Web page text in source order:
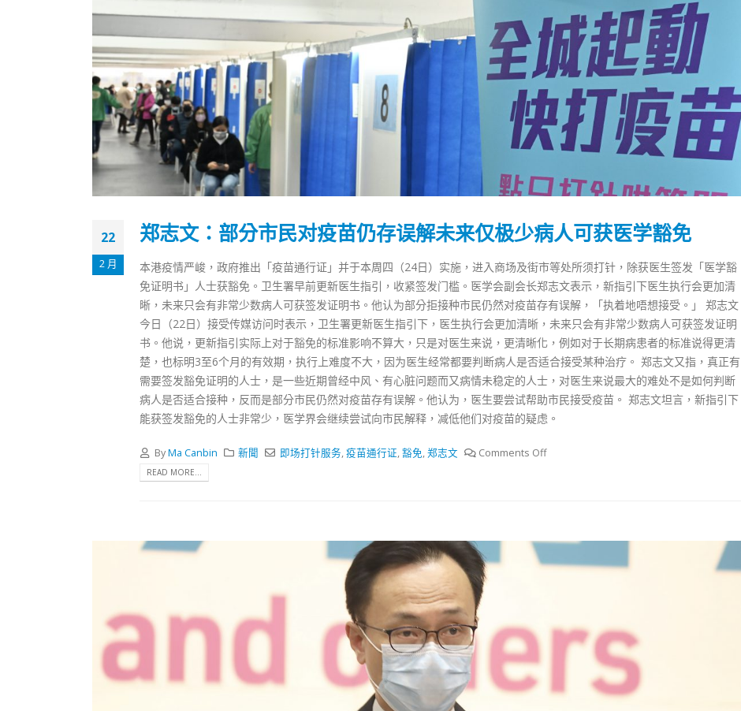
22
2 月
郑志文：部分市民对疫苗仍存误解未来仅极少病人可获医学豁免
本港疫情严峻，政府推出「疫苗通行证」并于本周四（24日）实施，进入商场及街市等处所须打针，除获医生签发「医学豁
免证明书」人士获豁免。卫生署早前更新医生指引，收紧签发门槛。医学会副会长郑志文表示，新指引下医生执行会更加清
晰，未来只会有非常少数病人可获签发证明书。他认为部分拒接种市民仍然对疫苗存有误解，「执着地唔想接受。」 郑志文
今日（22日）接受传媒访问时表示，卫生署更新医生指引下，医生执行会更加清晰，未来只会有非常少数病人可获签发证明
书。他说，更新指引实际上对于豁免的标准影响不算大，只是对医生来说，更清晰化，例如对于长期病患者的标准说得更清
楚，也标明3至6个月的有效期，执行上难度不大，因为医生经常都要判断病人是否适合接受某种治疗。 郑志文又指，真正有
需要签发豁免证明的人士，是一些近期曾经中风、有心脏问题而又病情未稳定的人士，对医生来说最大的难处不是如何判断
病人是否适合接种，反而是部分市民仍然对疫苗存有误解。他认为，医生要尝试帮助市民接受疫苗。 郑志文坦言，新指引下
能获签发豁免的人士非常少，医学界会继续尝试向市民解释，减低他们对疫苗的疑虑。
ByMa Canbin 新聞 即场打针服务,疫苗通行证,豁免,郑志文 Comments Off
READ MORE...
香港全港各区工商联永远名誉
会长吴锡有出席2023首届中国
(深圳)乡村振兴产业博览会开幕
式
向均羚：打破美西方政治破壞 積極投入
1210區議會選舉
選舉日踴躍投票 文: 朱家健
2023-11-30
抹黑候選人涉選舉舞弊 文: 朱家健
2023-11-30